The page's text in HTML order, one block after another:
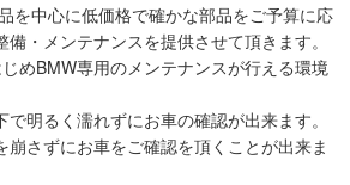
を中心に低価格で確かな部品をご予算に応
・メンテナンスを提供させて頂きます。
めBMW専用のメンテナンスが行える環境
明るく濡れずにお車の確認が出来ます。
崩さずにお車をご確認を頂くことが出来ま